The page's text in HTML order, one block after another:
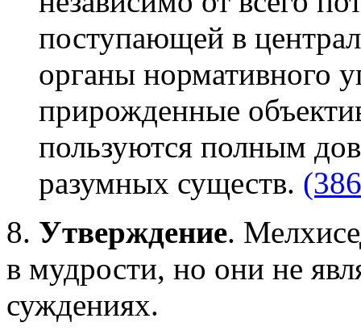
поступающей в
органы нормативного
прирожденные
пользуются полным
разумных существ.
8. Утверждение.
в мудрости, но они не
суждениях.